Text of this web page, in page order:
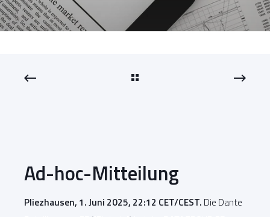
Ad-hoc-Mitteilung
Pliezhausen, 1. Juni 2025, 22:12 CET/CEST. Die Dante